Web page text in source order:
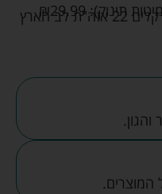
תינוק): ₪29.99
איסוף עצמי ללא עלות מרחוב הדקלים 22 אזה"ת לב הארץ
המוצרים.